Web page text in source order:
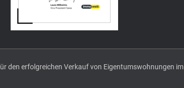
den erfolgreichen Verkauf von Eigentumswohnungen im